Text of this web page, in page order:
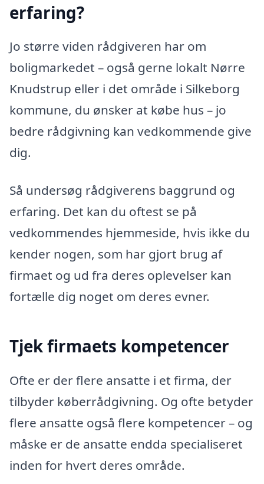
erfaring?
Jo større viden rådgiveren har om
boligmarkedet – også gerne lokalt Nørre
Knudstrup eller i det område i Silkeborg
kommune, du ønsker at købe hus – jo
bedre rådgivning kan vedkommende give
dig.
Så undersøg rådgiverens baggrund og
erfaring. Det kan du oftest se på
vedkommendes hjemmeside, hvis ikke du
kender nogen, som har gjort brug af
firmaet og ud fra deres oplevelser kan
fortælle dig noget om deres evner.
Tjek firmaets kompetencer
Ofte er der flere ansatte i et firma, der
tilbyder køberrådgivning. Og ofte betyder
flere ansatte også flere kompetencer – og
måske er de ansatte endda specialiseret
inden for hvert deres område.